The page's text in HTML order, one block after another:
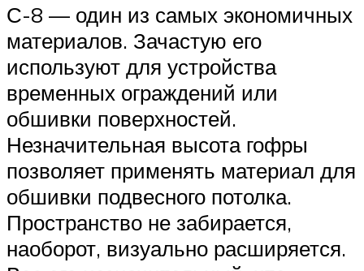
С-8 — один из самых экономичных
материалов. Зачастую его
используют для устройства
временных ограждений или
обшивки поверхностей.
Незначительная высота гофры
позволяет применять материал для
обшивки подвесного потолка.
Пространство не забирается,
наоборот, визуально расширяется.